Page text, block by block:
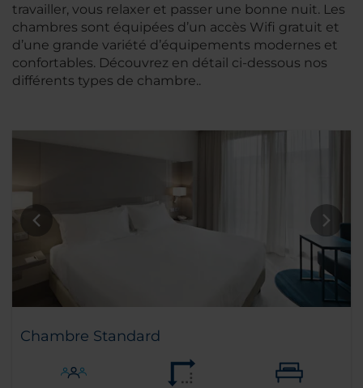
travailler, vous relaxer et passer une bonne nuit. Les
chambres sont équipées d’un accès Wifi gratuit et
d’une grande variété d’équipements modernes et
confortables. Découvrez en détail ci-dessous nos
différents types de chambre..
Chambre Standard